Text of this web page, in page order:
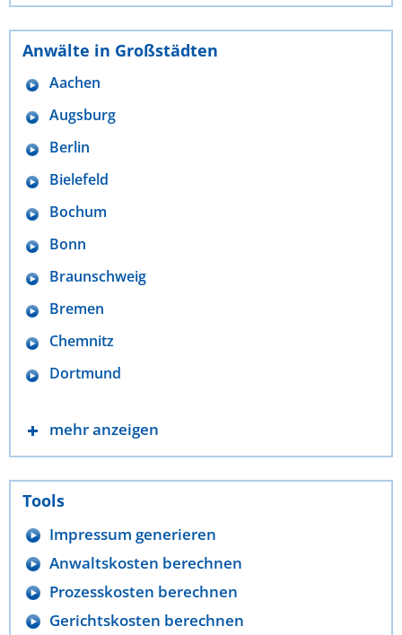
Anwälte in Großstädten
Aachen
Augsburg
Berlin
Bielefeld
Bochum
Bonn
Braunschweig
Bremen
Chemnitz
Dortmund
mehr anzeigen
Tools
Impressum generieren
Anwaltskosten berechnen
Prozesskosten berechnen
Gerichtskosten berechnen